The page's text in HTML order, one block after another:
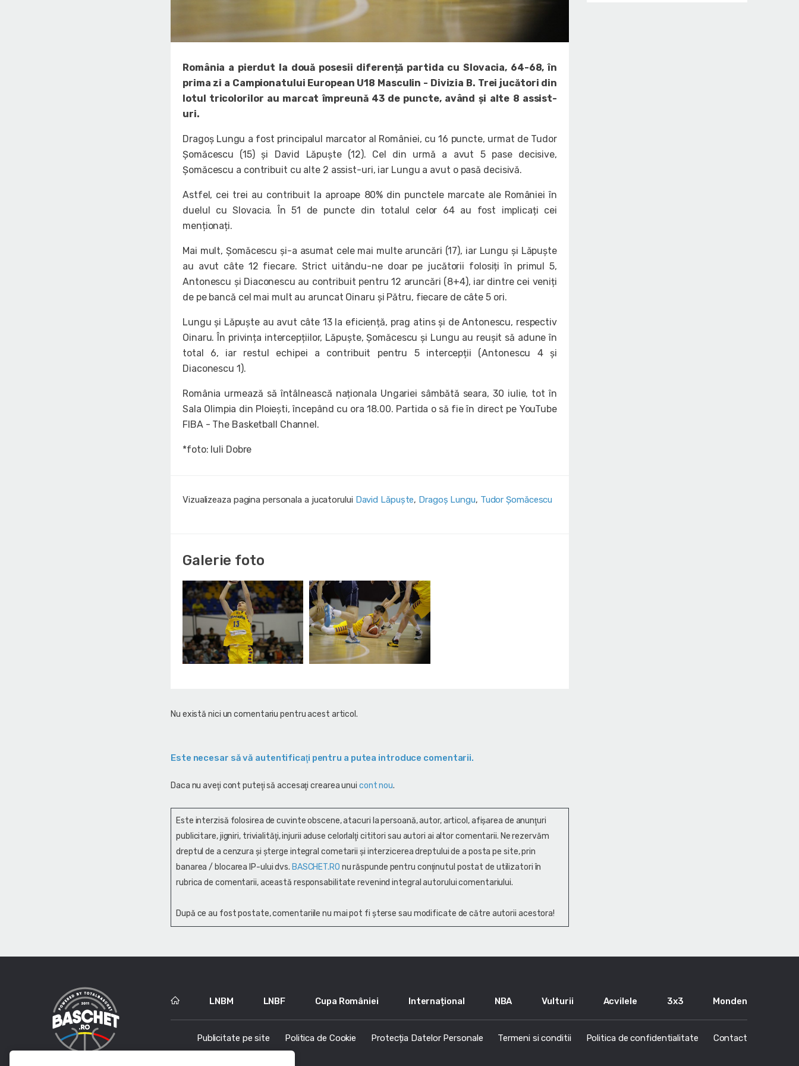
România a pierdut la două posesii diferență partida cu Slovacia, 64-68, în
prima zi a Campionatului European U18 Masculin - Divizia B. Trei jucători din
lotul tricolorilor au marcat împreună 43 de puncte, având și alte 8 assist-
uri.
Dragoș Lungu a fost principalul marcator al României, cu 16 puncte, urmat de Tudor
Șomăcescu (15) și David Lăpuște (12). Cel din urmă a avut 5 pase decisive,
Șomăcescu a contribuit cu alte 2 assist-uri, iar Lungu a avut o pasă decisivă.
Astfel, cei trei au contribuit la aproape 80% din punctele marcate ale României în
duelul cu Slovacia. În 51 de puncte din totalul celor 64 au fost implicați cei
menționați.
Mai mult, Șomăcescu și-a asumat cele mai multe aruncări (17), iar Lungu și Lăpuște
au avut câte 12 fiecare. Strict uitându-ne doar pe jucătorii folosiți în primul 5,
Antonescu și Diaconescu au contribuit pentru 12 aruncări (8+4), iar dintre cei veniți
de pe bancă cel mai mult au aruncat Oinaru și Pătru, fiecare de câte 5 ori.
Lungu și Lăpuște au avut câte 13 la eficiență, prag atins și de Antonescu, respectiv
Oinaru. În privința intercepțiilor, Lăpuște, Șomăcescu și Lungu au reușit să adune în
total 6, iar restul echipei a contribuit pentru 5 intercepții (Antonescu 4 și
Diaconescu 1).
România urmează să întâlnească naționala Ungariei sâmbătă seara, 30 iulie, tot în
Sala Olimpia din Ploiești, începând cu ora 18.00. Partida o să fie în direct pe YouTube
FIBA - The Basketball Channel.
*foto: Iuli Dobre
Vizualizeaza pagina personala a jucatorului David Lăpuște, Dragoș Lungu, Tudor Șomăcescu
Galerie foto
Nu există nici un comentariu pentru acest articol.
Este necesar să vă autentificaţi pentru a putea introduce comentarii.
Daca nu aveţi cont puteţi să accesaţi crearea unui cont nou.
Este interzisă folosirea de cuvinte obscene, atacuri la persoană, autor, articol, afişarea de anunţuri
publicitare, jigniri, trivialităţi, injurii aduse celorlalţi cititori sau autori ai altor comentarii. Ne rezervăm
dreptul de a cenzura și şterge integral cometarii și interzicerea dreptului de a posta pe site, prin
banarea / blocarea IP-ului dvs. BASCHET.RO nu răspunde pentru conţinutul postat de utilizatori în
rubrica de comentarii, această responsabilitate revenind integral autorului comentariului.
După ce au fost postate, comentariile nu mai pot fi șterse sau modificate de către autorii acestora!
LNBM LNBF Cupa României Internațional NBA Vulturii Acvilele 3x3 Monden
Publicitate pe site Politica de Cookie Protecția Datelor Personale Termeni si conditii Politica de confidentialitate Contact